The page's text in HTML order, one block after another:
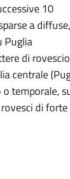
10
a diffuse,
Puglia
di
centrale
o temporale,
di forte